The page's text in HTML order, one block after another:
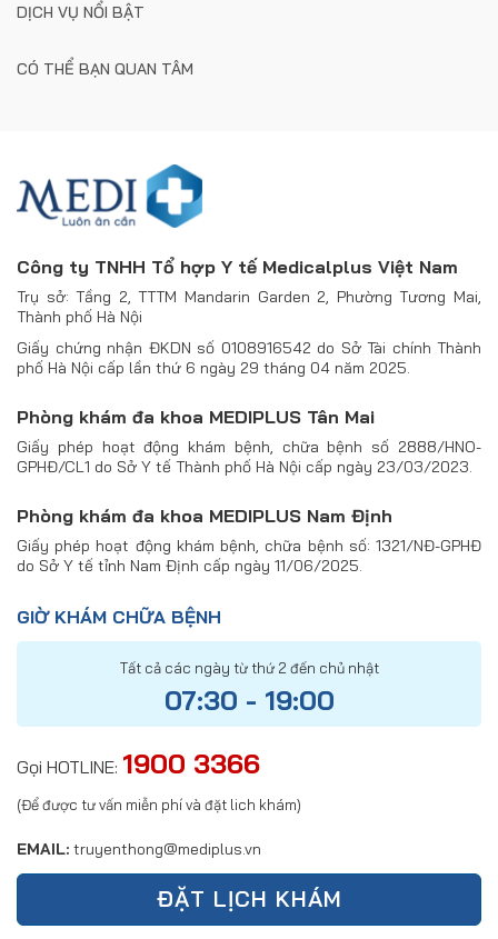
DỊCH VỤ NỔI BẬT
CÓ THỂ BẠN QUAN TÂM
Công ty TNHH Tổ hợp Y tế Medicalplus Việt Nam
Trụ sở: Tầng 2, TTTM Mandarin Garden 2, Phường Tương Mai,
Thành phố Hà Nội
Giấy chứng nhận ĐKDN số 0108916542 do Sở Tài chính Thành
phố Hà Nội cấp lần thứ 6 ngày 29 tháng 04 năm 2025.
Phòng khám đa khoa MEDIPLUS Tân Mai
Giấy phép hoạt động khám bệnh, chữa bệnh số 2888/HNO-
GPHĐ/CL1 do Sở Y tế Thành phố Hà Nội cấp ngày 23/03/2023.
Phòng khám đa khoa MEDIPLUS Nam Định
Giấy phép hoạt động khám bệnh, chữa bệnh số: 1321/NĐ-GPHĐ
do Sở Y tế tỉnh Nam Định cấp ngày 11/06/2025.
GIỜ KHÁM CHỮA BỆNH
Tất cả các ngày từ thứ 2 đến chủ nhật
07:30 - 19:00
Gọi HOTLINE: 1900 3366
(Để được tư vấn miễn phí và đặt lich khám)
EMAIL: truyenthong@mediplus.vn
ĐẶT LỊCH KHÁM